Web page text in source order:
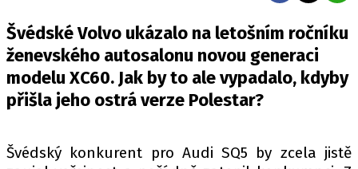
RALLY
OSTATNÍ
DAKAR
Švédské Volvo ukázalo na letošním ročníku
ženevského autosalonu novou generaci
modelu XC60. Jak by to ale vypadalo, kdyby
přišla jeho ostrá verze Polestar?
Švédský konkurent pro Audi SQ5 by zcela jistě